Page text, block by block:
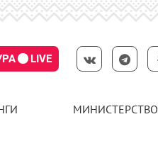
LIVE
МИНИСТЕРСТВО